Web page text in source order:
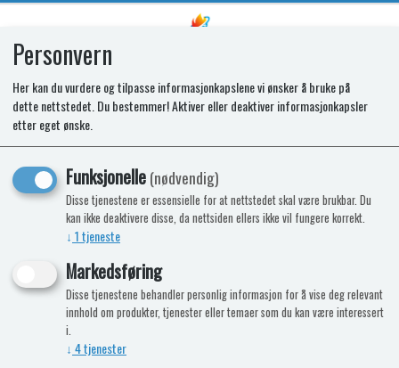
SPARES KIT - GENERATOR.SPARK
IGB 60 (12V)
Personvern
Her kan du vurdere og tilpasse informasjonkapslene vi ønsker å bruke på
dette nettstedet. Du bestemmer! Aktiver eller deaktiver informasjonkapsler
etter eget ønske.
Funksjonelle(nødvendig)
Disse tjenestene er essensielle for at nettstedet skal være brukbar. Du
kan ikke deaktivere disse, da nettsiden ellers ikke vil fungere korrekt.
↓ 1tjeneste
Markedsføring
Disse tjenestene behandler personlig informasjon for å vise deg relevant
innhold om produkter, tjenester eller temaer som du kan være interessert
i.
↓ 4tjenester